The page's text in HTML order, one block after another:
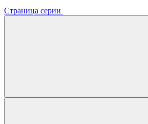
Страница серии